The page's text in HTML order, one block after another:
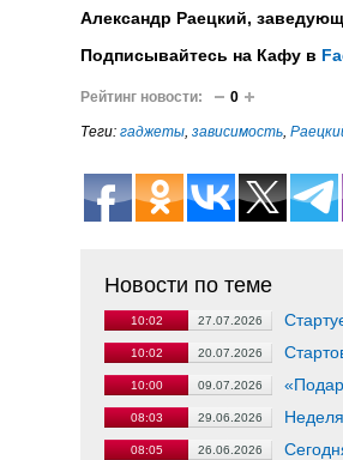
Александр Раецкий,
Подписывайтесь на Кафу в
Рейтинг новости: 0
Теги: гаджеты, зависимость,
Новости по теме
10:02 27.07.2026
10:02 20.07.2026
10:00 09.07.2026
08:03 29.06.2026
08:05 26.06.2026